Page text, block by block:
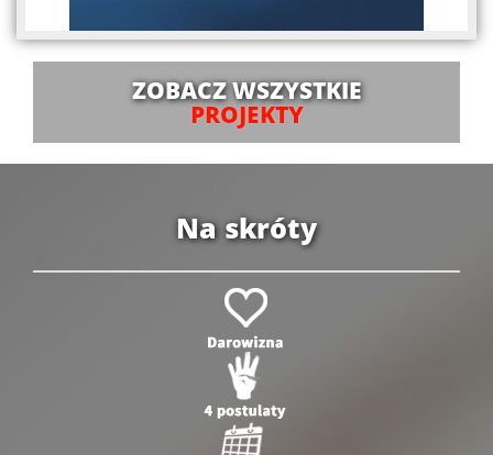
ZOBACZ WSZYSTKIE
PROJEKTY
Na skróty